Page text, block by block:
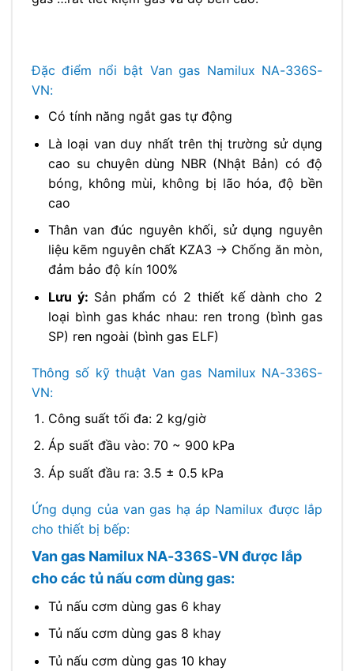
Đặc điểm nổi bật Van gas Namilux NA-336S-
VN:
Có tính năng ngắt gas tự động
Là loại van duy nhất trên thị trường sử dụng
cao su chuyên dùng NBR (Nhật Bản) có độ
bóng, không mùi, không bị lão hóa, độ bền
cao
Thân van đúc nguyên khối, sử dụng nguyên
liệu kẽm nguyên chất KZA3 → Chống ăn mòn,
đảm bảo độ kín 100%
Lưu ý: Sản phẩm có 2 thiết kế dành cho 2
loại bình gas khác nhau: ren trong (bình gas
SP) ren ngoài (bình gas ELF)
Thông số kỹ thuật Van gas Namilux NA-336S-
VN:
Công suất tối đa: 2 kg/giờ
Áp suất đầu vào: 70 ~ 900 kPa
Áp suất đầu ra: 3.5 ± 0.5 kPa
Ứng dụng của van gas hạ áp Namilux được lắp
cho thiết bị bếp:
Van gas Namilux NA-336S-VN được lắp
cho các tủ nấu cơm dùng gas:
Tủ nấu cơm dùng gas 6 khay
Tủ nấu cơm dùng gas 8 khay
Tủ nấu cơm dùng gas 10 khay